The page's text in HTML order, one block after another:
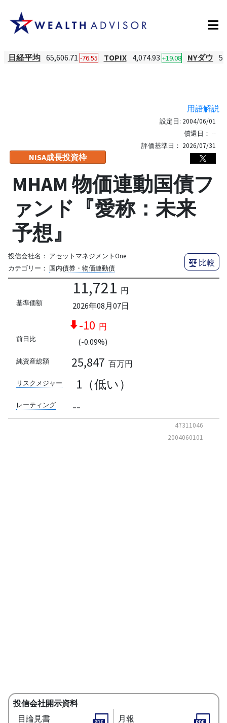
日経平均 65,606.71 -76.55 TOPIX 4,074.93 +19.08 NYダウ
用語解説
NISA成長投資枠
設定日: 2004/06/01
償還日： --
評価基準日： 2026/07/31
MHAM 物価連動国債フ
ァンド『愛称：未来
予想』
投信会社名： アセットマネジメントOne
カテゴリー： 国内債券・物価連動債
比較
基準価額
11,721 円
2026年08月07日
前日比
-10 円
(-0.09%)
純資産総額 25,847 百万円
リスクメジャー 1（低い）
レーティング --
47311046
2004060101
投信会社開示資料
目論見書
月報